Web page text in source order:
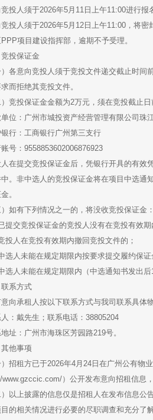
投人须于2026年5月11日上午11:00进行报
投人须于2026年5月12日上午11:00，将
项目建设指挥部，逾期不予受理。
投保证金
）各意向竞投人须于竞投文件递交截止时
而拒绝其竞投文件。
）竞投保证金金额为2万元，须在竞投截止
位：广州市城投资产经营管理有限公司珠
行：工商银行广州第三支行
号：9558853602006876923
在提交竞投保证金后，凭银行开具的有效
。非中选人的竞投保证金将在项目中选通
。
）如有下列情况之一的，将没收竞投保证金：
提交竞投保证金的竞投人没有在竞投有效期
投人在竞投有效期内撤回竞投文件的；
选人未能在规定期限内按要求提交履约保证
选人未能在规定期限内（中选通知书发出后
联系方式
向承租人按以下联系方式与我司联系具体
：戴先生；联系电话：38805204
址：广州市海珠区芳园路219号。
他事项
）招租方已于2026年4月24日在广州公有
www.gzccic.com/）公开发布意向招租信息
）以上披露的信息仅是招租人在发布信息
的相关情况进行必要的尽职调查和充分